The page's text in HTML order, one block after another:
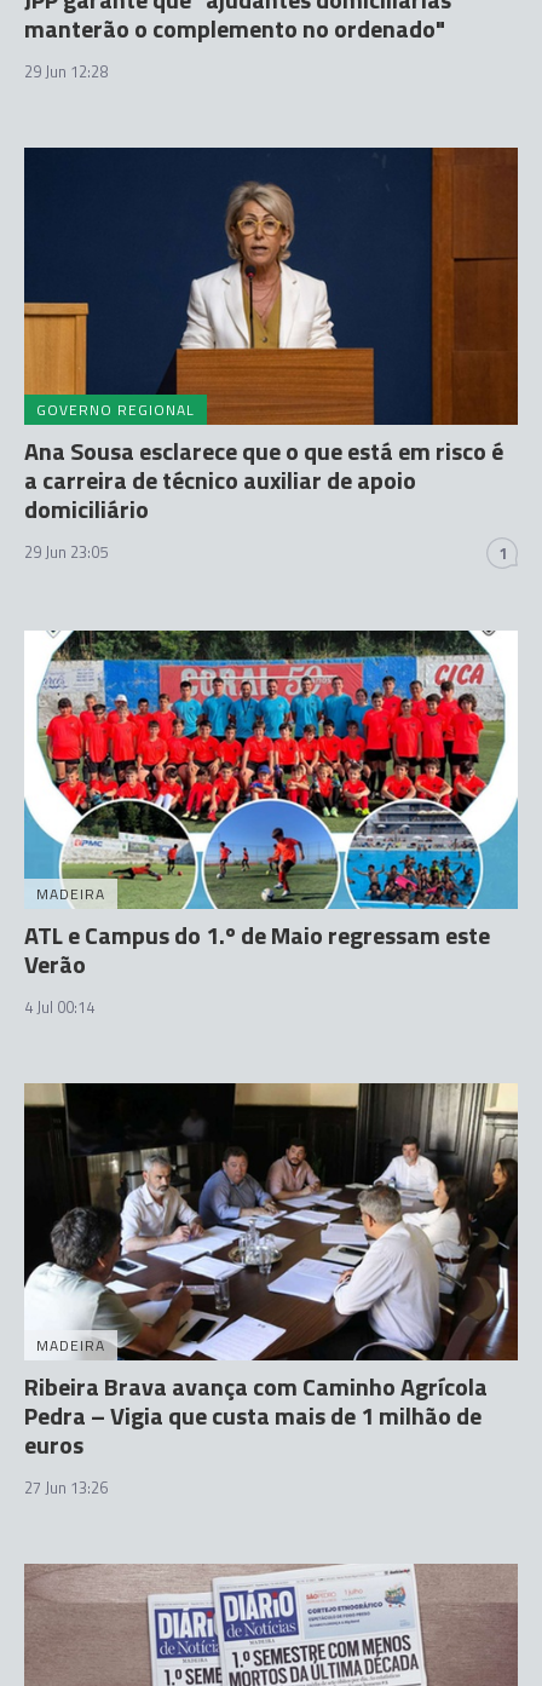
manterão o complemento no ordenado"
29 Jun 12:28
GOVERNO REGIONAL
Ana Sousa esclarece que o que está em risco é
a carreira de técnico auxiliar de apoio
domiciliário
29 Jun 23:05 1
MADEIRA
ATL e Campus do 1.º de Maio regressam este
Verão
4 Jul 00:14
MADEIRA
Ribeira Brava avança com Caminho Agrícola
Pedra – Vigia que custa mais de 1 milhão de
euros
27 Jun 13:26